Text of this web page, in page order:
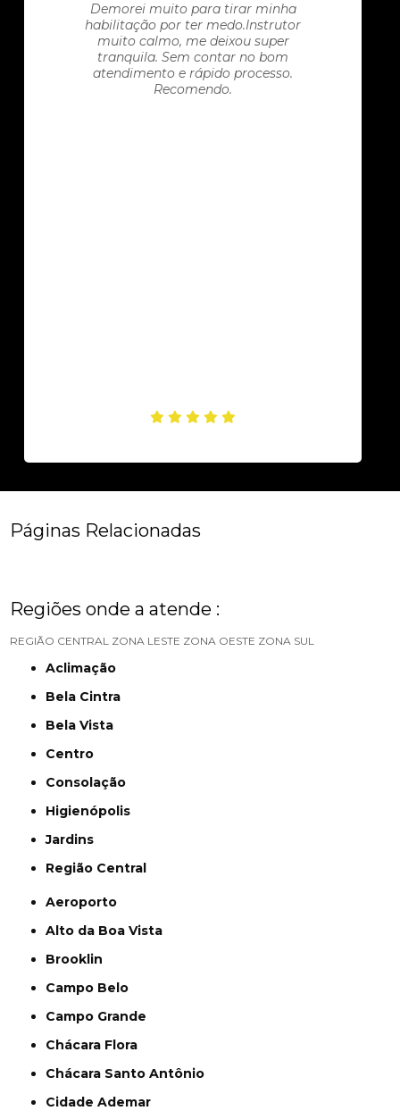
Demorei muito para tirar minha
habilitação por ter medo.Instrutor
muito calmo, me deixou super
tranquila. Sem contar no bom
atendimento e rápido processo.
Recomendo.
Páginas Relacionadas
Regiões onde a atende :
REGIÃO CENTRAL ZONA LESTE ZONA OESTE ZONA SUL
Aclimação
Bela Cintra
Bela Vista
Centro
Consolação
Higienópolis
Jardins
Região Central
Aeroporto
Alto da Boa Vista
Brooklin
Campo Belo
Campo Grande
Chácara Flora
Chácara Santo Antônio
Cidade Ademar